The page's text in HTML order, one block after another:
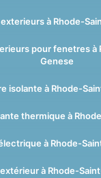
à Rhode-
pour fenetres à
Genese
isolante à Rhode-
thermique à
à Rhode-
à Rhode-